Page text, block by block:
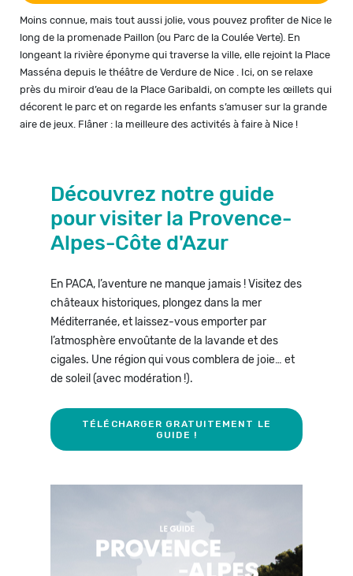
Moins connue, mais tout aussi jolie, vous pouvez profiter de Nice le
long de la promenade Paillon (ou Parc de la Coulée Verte). En
longeant la rivière éponyme qui traverse la ville, elle rejoint la Place
Masséna depuis le théâtre de Verdure de Nice . Ici, on se relaxe
près du miroir d’eau de la Place Garibaldi, on compte les œillets qui
décorent le parc et on regarde les enfants s’amuser sur la grande
aire de jeux. Flâner : la meilleure des activités à faire à Nice !
Découvrez notre guide
pour visiter la Provence-
Alpes-Côte d'Azur
En PACA, l’aventure ne manque jamais ! Visitez des
châteaux historiques, plongez dans la mer
Méditerranée, et laissez-vous emporter par
l’atmosphère envoûtante de la lavande et des
cigales. Une région qui vous comblera de joie… et
de soleil (avec modération !).
TÉLÉCHARGER GRATUITEMENT LE
GUIDE !